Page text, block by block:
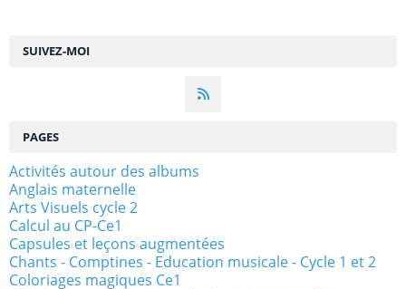
SUIVEZ-MOI
PAGES
Activités autour des albums
Anglais maternelle
Arts Visuels cycle 2
Calcul au CP-Ce1
Capsules et leçons augmentées
Chants - Comptines - Education musicale - Cycle 1 et 2
Coloriages magiques Ce1